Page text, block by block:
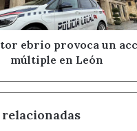
ebrio provoca un
múltiple en León